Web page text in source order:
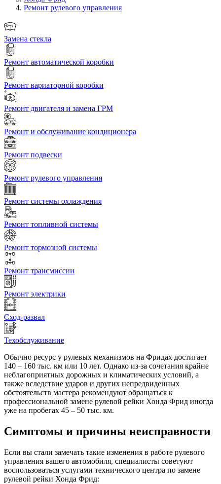
Ремонт рулевого управления
Замена стекла
Ремонт автоматической коробки
Ремонт вариаторной коробки
Ремонт двигателя и замена ГРМ
Ремонт и обслуживание кондиционера
Ремонт подвески
Ремонт рулевого управления
Ремонт системы охлаждения
Ремонт топливной системы
Ремонт тормозной системы
Ремонт трансмиссии
Ремонт электрики
Сход-развал
Техобслуживание
Обычно ресурс у рулевых механизмов на Фридах достигает
140 – 160 тыс. км или 10 лет. Однако из-за сочетания крайне
неблагоприятных дорожных и климатических условий, а
также вследствие ударов и других непредвиденных
обстоятельств мастера рекомендуют обращаться к
профессиональной замене рулевой рейки Хонда Фрид иногда
уже на пробегах 45 – 50 тыс. км.
Симптомы и причины неисправности
Если вы стали замечать такие изменения в работе рулевого
управления вашего автомобиля, специалисты советуют
воспользоваться услугами технического центра по замене
рулевой рейки Хонда Фрид: